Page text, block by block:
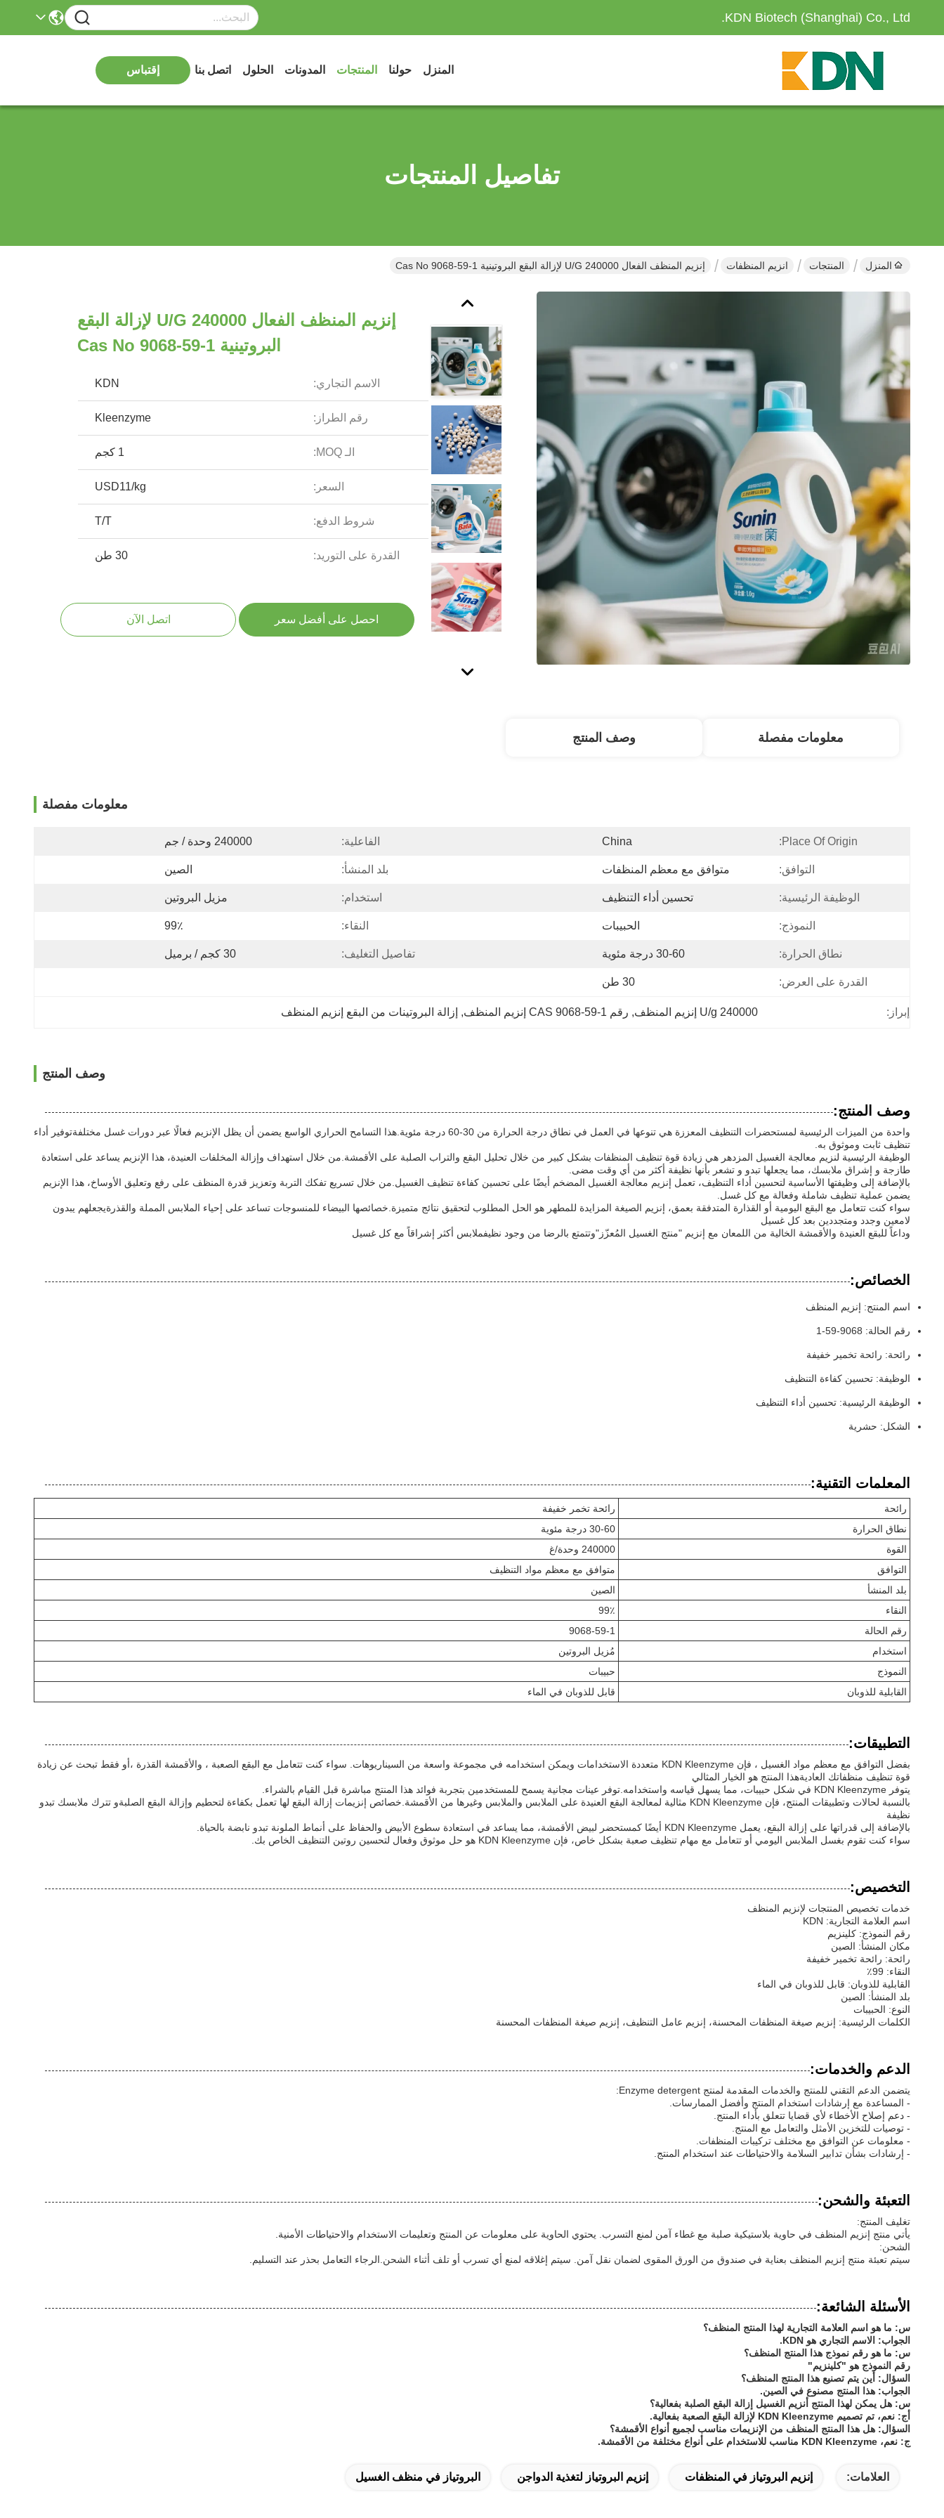
KDN Biotech (Shanghai) Co., Ltd.
المنزل حولنا المنتجات المدونات الحلول اتصل بنا إقتباس
تفاصيل المنتجات
المنزل المنتجات انزيم المنظفات إنزيم المنظف الفعال 240000 U/g لإزالة البقع البروتينية Cas No 9068-59-1
إنزيم المنظف الفعال 240000 U/g لإزالة البقع
البروتينية Cas No 9068-59-1
الاسم التجاري: KDN
رقم الطراز: Kleenzyme
الـ MOQ: 1 كجم
السعر: USD11/kg
شروط الدفع: T/T
القدرة على التوريد: 30 طن
احصل على أفضل سعر اتصل الآن
معلومات مفصلة وصف المنتج
معلومات مفصلة
Place Of Origin:
China الفاعلية: 240000 وحدة / جم
التوافق: متوافق مع معظم المنظفات بلد المنشأ: الصين
الوظيفة الرئيسية: تحسين أداء التنظيف استخدام: مزيل البروتين
النموذج: الحبيبات النقاء: 99٪
نطاق الحرارة: 30-60 درجة مئوية تفاصيل التغليف: 30 كجم / برميل
القدرة على العرض: 30 طن
إبراز: 240000 U/g إنزيم المنظف , رقم CAS 9068-59-1 إنزيم المنظف , إزالة البروتينات من البقع إنزيم المنظف
وصف المنتج
وصف المنتج:
واحدة من الميزات الرئيسية لمستحضرات التنظيف المعززة هي تنوعها في العمل في نطاق درجة الحرارة من 30-60 درجة مئوية.هذا التسامح الحراري الواسع يضمن أن يظل الإنزيم فعالًا عبر دورات غسل مختلفةتوفير أداء
تنظيف ثابت وموثوق به.
الوظيفة الرئيسية لنزيم معالجة الغسيل المزدهر هي زيادة قوة تنظيف المنظفات بشكل كبير من خلال تحليل البقع والتراب الصلبة على الأقمشة.من خلال استهداف وإزالة المخلفات العنيدة، هذا الإنزيم يساعد على استعادة
طازجة و إشراق ملابسك، مما يجعلها تبدو و تشعر بأنها نظيفة أكثر من أي وقت مضى.
بالإضافة إلى وظيفتها الأساسية لتحسين أداء التنظيف، تعمل إنزيم معالجة الغسيل المضخم أيضًا على تحسين كفاءة تنظيف الغسيل.من خلال تسريع تفكك التربة وتعزيز قدرة المنظف على رفع وتعليق الأوساخ، هذا الإنزيم
يضمن عملية تنظيف شاملة وفعالة مع كل غسل.
سواء كنت تتعامل مع البقع اليومية أو القذارة المتدفقة بعمق، إنزيم الصيغة المزايدة للمطهر هو الحل المطلوب لتحقيق نتائج متميزة.خصائصها البيضاء للمنسوجات تساعد على إحياء الملابس المملة والقذرةيجعلهم يبدون
لامعين وجدد ومتجددين بعد كل غسيل
وداعاً للبقع العنيدة والأقمشة الخالية من اللمعان مع إنزيم "منتج الغسيل المُعزّز"وتتمتع بالرضا من وجود نظيفملابس أكثر إشراقاً مع كل غسيل
الخصائص:
اسم المنتج: إنزيم المنظف
رقم الحالة: 9068-59-1
رائحة: رائحة تخمير خفيفة
الوظيفة: تحسين كفاءة التنظيف
الوظيفة الرئيسية: تحسين أداء التنظيف
الشكل: حشرية
المعلمات التقنية:
رائحة
رائحة تخمر خفيفة
نطاق الحرارة
30-60 درجة مئوية
القوة
240000 وحدة/غ
التوافق
متوافق مع معظم مواد التنظيف
بلد المنشأ
الصين
النقاء
99٪
رقم الحالة
9068-59-1
استخدام
مُزيل البروتين
النموذج
حبيبات
القابلية للذوبان
قابل للذوبان في الماء
التطبيقات:
بفضل التوافق مع معظم مواد الغسيل ، فإن KDN Kleenzyme متعددة الاستخدامات ويمكن استخدامه في مجموعة واسعة من السيناريوهات. سواء كنت تتعامل مع البقع الصعبة ، والأقمشة القذرة ،أو فقط تبحث عن زيادة
قوة تنظيف منظفاتك العاديةهذا المنتج هو الخيار المثالي
يتوفر KDN Kleenzyme في شكل حبيبات، مما يسهل قياسه واستخدامه.توفر عينات مجانية يسمح للمستخدمين بتجربة فوائد هذا المنتج مباشرة قبل القيام بالشراء.
بالنسبة لحالات وتطبيقات المنتج، فإن KDN Kleenzyme مثالية لمعالجة البقع العنيدة على الملابس والملابس وغيرها من الأقمشة.خصائص إنزيمات إزالة البقع لها تعمل بكفاءة لتحطيم وإزالة البقع الصلبةو تترك ملابسك تبدو
نظيفة
بالإضافة إلى قدراتها على إزالة البقع، يعمل KDN Kleenzyme أيضًا كمستحضر لبيض الأقمشة، مما يساعد في استعادة سطوع الأبيض والحفاظ على أنماط الملونة تبدو نابضة بالحياة.
سواء كنت تقوم بغسل الملابس اليومي أو تتعامل مع مهام تنظيف صعبة بشكل خاص، فإن KDN Kleenzyme هو حل موثوق وفعال لتحسين روتين التنظيف الخاص بك.
التخصيص:
خدمات تخصيص المنتجات لإنزيم المنظف
اسم العلامة التجارية: KDN
رقم النموذج: كلينزيم
مكان المنشأ: الصين
رائحة: رائحة تخمير خفيفة
النقاء: 99٪
القابلية للذوبان: قابل للذوبان في الماء
بلد المنشأ: الصين
النوع: الحبيبات
الكلمات الرئيسية: إنزيم صيغة المنظفات المحسنة، إنزيم عامل التنظيف، إنزيم صيغة المنظفات المحسنة
الدعم والخدمات:
يتضمن الدعم التقني للمنتج والخدمات المقدمة لمنتج Enzyme detergent:
- المساعدة مع إرشادات استخدام المنتج وأفضل الممارسات.
- دعم إصلاح الأخطاء لأي قضايا تتعلق بأداء المنتج.
- توصيات للتخزين الأمثل والتعامل مع المنتج.
- معلومات عن التوافق مع مختلف تركيبات المنظفات.
- إرشادات بشأن تدابير السلامة والاحتياطات عند استخدام المنتج.
التعبئة والشحن:
تغليف المنتج:
يأتي منتج إنزيم المنظف في حاوية بلاستيكية صلبة مع غطاء آمن لمنع التسرب. يحتوي الحاوية على معلومات عن المنتج وتعليمات الاستخدام والاحتياطات الأمنية.
الشحن:
سيتم تعبئة منتج إنزيم المنظف بعناية في صندوق من الورق المقوى لضمان نقل آمن. سيتم إغلاقه لمنع أي تسرب أو تلف أثناء الشحن.الرجاء التعامل بحذر عند التسليم.
الأسئلة الشائعة:
س: ما هو اسم العلامة التجارية لهذا المنتج المنظف؟
الجواب: الاسم التجاري هو KDN.
س: ما هو رقم نموذج هذا المنتج المنظف؟
رقم النموذج هو "كلينزيم"
السؤال: أين يتم تصنيع هذا المنتج المنظف؟
الجواب: هذا المنتج مصنوع في الصين.
س: هل يمكن لهذا المنتج أنزيم الغسيل إزالة البقع الصلبة بفعالية؟
أج: نعم، تم تصميم KDN Kleenzyme لإزالة البقع الصعبة بفعالية.
السؤال: هل هذا المنتج المنظف من الإنزيمات مناسب لجميع أنواع الأقمشة؟
ج: نعم، KDN Kleenzyme مناسب للاستخدام على أنواع مختلفة من الأقمشة.
العلامات: إنزيم البروتياز في المنظفات إنزيم البروتياز لتغذية الدواجن البروتياز في منظف الغسيل